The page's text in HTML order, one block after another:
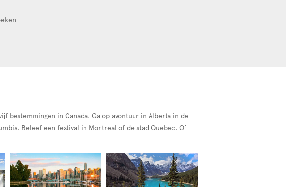
bestemmingen in Canada. Ga op avontuur in Alberta in de
Beleef een festival in Montreal of de stad Quebec. Of